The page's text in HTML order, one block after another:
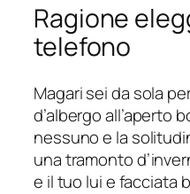
Ragione
telefono
Magari sei da sola
d’albergo all’aperto
nessuno e la
una tramonto
e il tuo lui e facciata